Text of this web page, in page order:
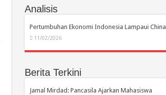
Analisis
Pertumbuhan Ekonomi Indonesia Lampaui China
11/02/2026
Berita Terkini
Jamal Mirdad: Pancasila Ajarkan Mahasiswa